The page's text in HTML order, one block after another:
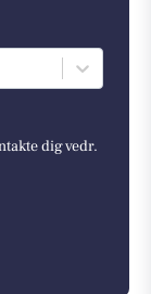
dig vedr.